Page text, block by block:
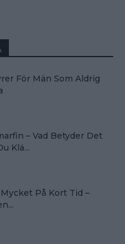
För Män Som Aldrig
– Vad Betyder Det
Klä...
På Kort Tid –